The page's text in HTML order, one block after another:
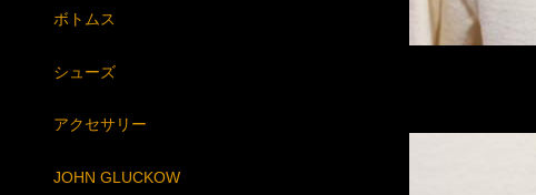
ボトムス
シューズ
アクセサリー
JOHN GLUCKOW